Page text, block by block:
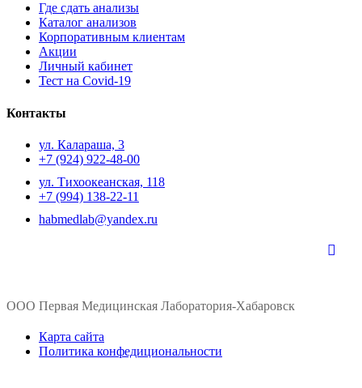
Где сдать анализы
Каталог анализов
Корпоративным клиентам
Акции
Личный кабинет
Тест на Covid-19
Контакты
ул. ​Калараша, 3
+7 (924) 922-48-00
ул. ​Тихоокеанская, 118
+7 (994) 138-22-11
habmedlab@yandex.ru
ООО Первая Медицинская Лаборатория-Хабаровск
Карта сайта
Политика конфедициональности